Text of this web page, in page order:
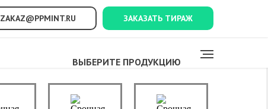
ZAKAZ@PPMINT.RU ЗАКАЗАТЬ ТИРАЖ
ВЫБЕРИТЕ ПРОДУКЦИЮ